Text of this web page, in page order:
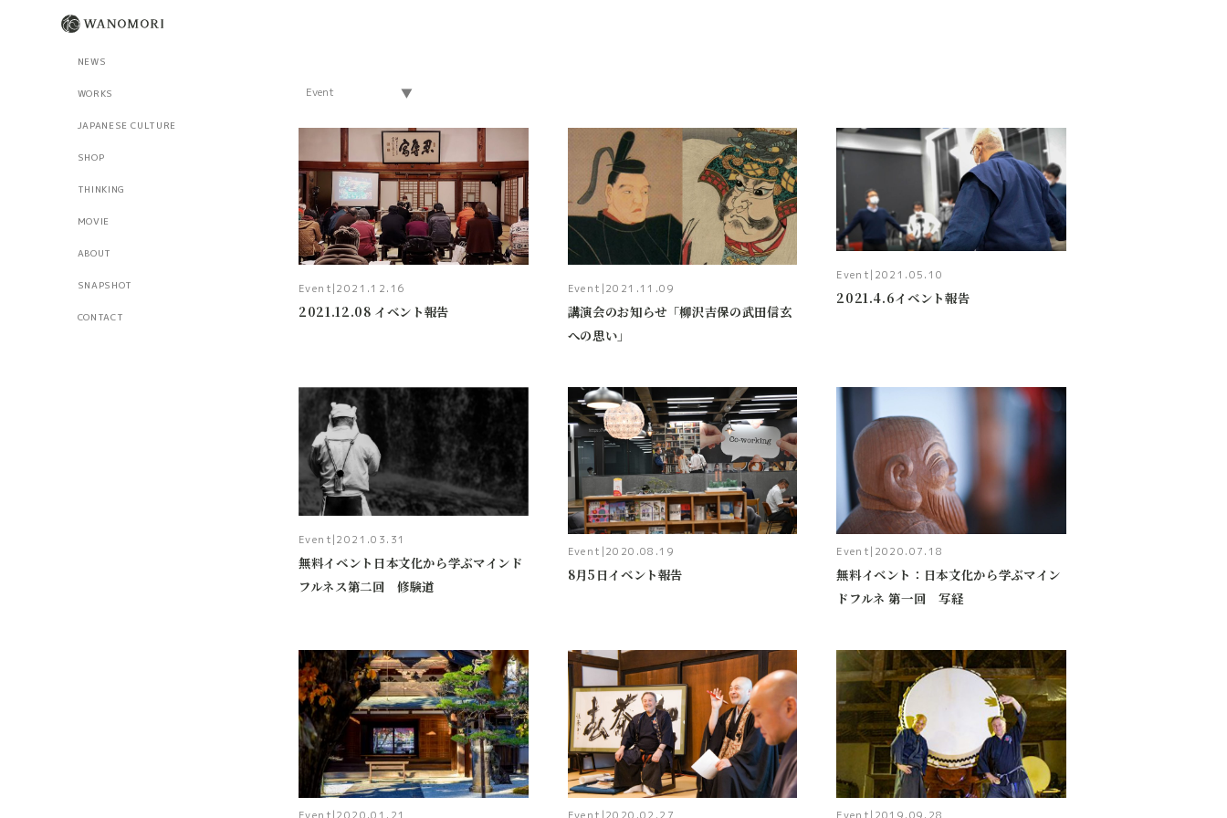
NEWS
WORKS
JAPANESE CULTURE
SHOP
THINKING
MOVIE
ABOUT
SNAPSHOT
CONTACT
Event | 2021.12.16
2021.12.08 イベント報告
Event | 2021.11.09
講演会のお知らせ「柳沢吉保の武田信玄
への思い」
Event | 2021.05.10
2021.4.6イベント報告
Event | 2021.03.31
無料イベント日本文化から学ぶマインド
フルネス第二回 修験道
Event | 2020.08.19
8月5日イベント報告
Event | 2020.07.18
無料イベント：日本文化から学ぶマイン
ドフルネ 第一回 写経
Event | 2020.01.21 Event | 2020.02.27 Event | 2019.09.28